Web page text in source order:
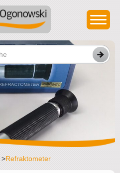
>Refraktometer